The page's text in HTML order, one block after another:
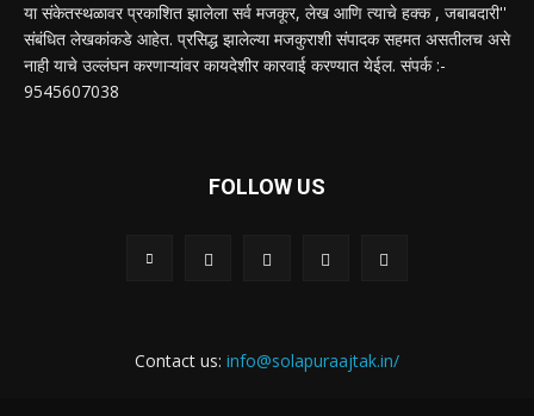
या संकेतस्थळावर प्रकाशित झालेला सर्व मजकूर, लेख आणि त्याचे हक्क , जबाबदारी''
संबंधित लेखकांकडे आहेत. प्रसिद्ध झालेल्या मजकुराशी संपादक सहमत असतीलच असे
नाही याचे उल्लंघन करणाऱ्यांवर कायदेशीर कारवाई करण्यात येईल. संपर्क :-
9545607038
FOLLOW US
Contact us: info@solapuraajtak.in/